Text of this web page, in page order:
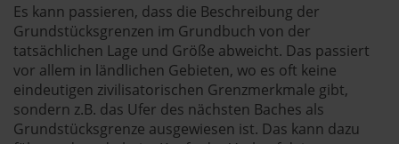
Es kann passieren, dass die Beschreibung der
Grundstücksgrenzen im Grundbuch von der
tatsächlichen Lage und Größe abweicht. Das passiert
vor allem in ländlichen Gebieten, wo es oft keine
eindeutigen zivilisatorischen Grenzmerkmale gibt,
sondern z.B. das Ufer des nächsten Baches als
Grundstücksgrenze ausgewiesen ist. Das kann dazu